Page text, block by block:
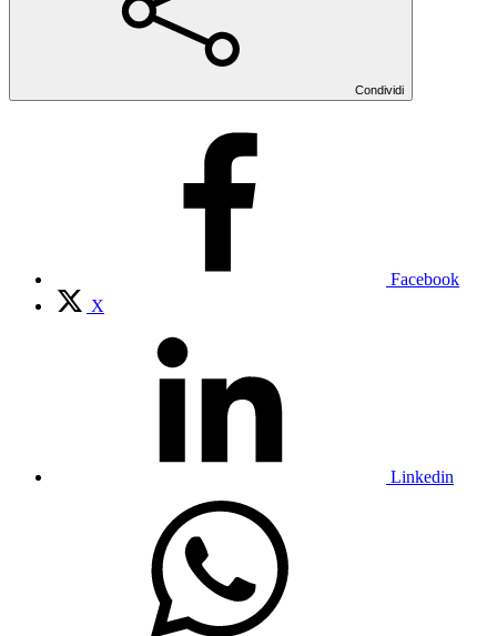
Condividi
Facebook
X
Linkedin